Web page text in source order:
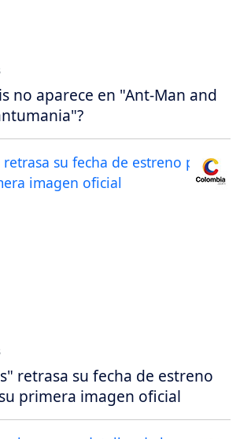
no aparece en "Ant-Man and
retrasa su fecha de estreno
primera imagen oficial